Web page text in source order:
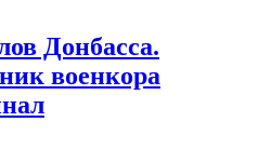
Донбасса.
военкора